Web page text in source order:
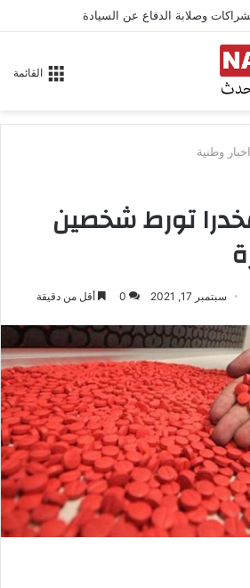
وصلابة الدفاع عن السيادة
القائمة
اخبار وطنية
مخدرا تورط شخصين
س
ل
ب
ر
ي
د
ا
إ
ل
ك
سبتمبر 17, 2021 0 أقل من دقيقة